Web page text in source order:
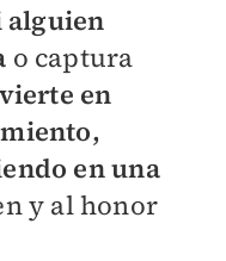
alguien
o captura
en
en una
y al honor